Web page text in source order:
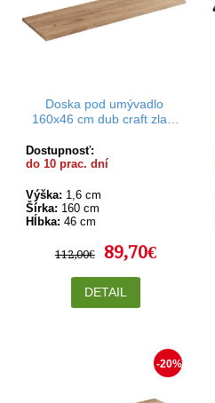
Doska pod umývadlo
160x46 cm dub craft zlatý
Dostupnosť:
do 10 prac. dní
Výška: 1,6 cm
Šírka: 160 cm
Hĺbka: 46 cm
112,00€ 89,70€
DETAIL
-20%